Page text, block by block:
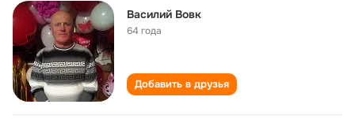
Василий Вовк
64 года
Добавить в друзья